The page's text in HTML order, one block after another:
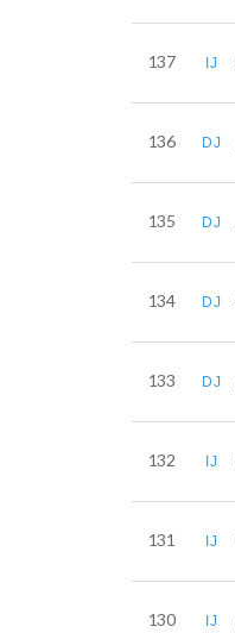
137 IJ
136 DJ
135 DJ
134 DJ
133 DJ
132 IJ
131 IJ
130 IJ